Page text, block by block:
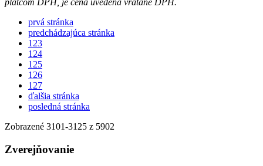
prvá stránka
predchádzajúca stránka
123
124
125
126
127
ďalšia stránka
posledná stránka
Zobrazené 3101-3125 z 5902
Zverejňovanie